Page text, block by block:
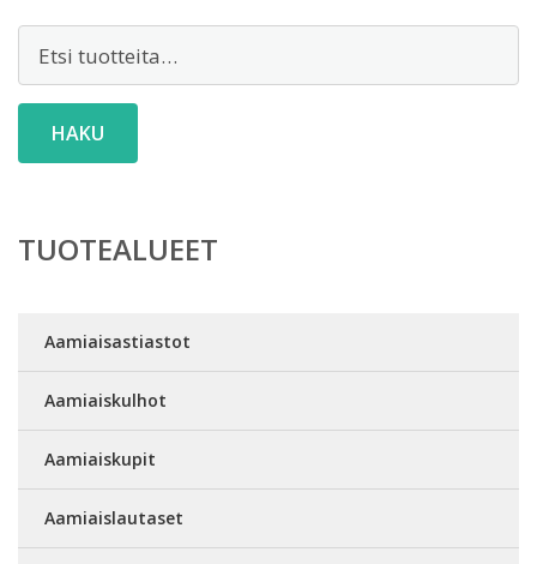
HAKU
TUOTEALUEET
Aamiaisastiastot
Aamiaiskulhot
Aamiaiskupit
Aamiaislautaset